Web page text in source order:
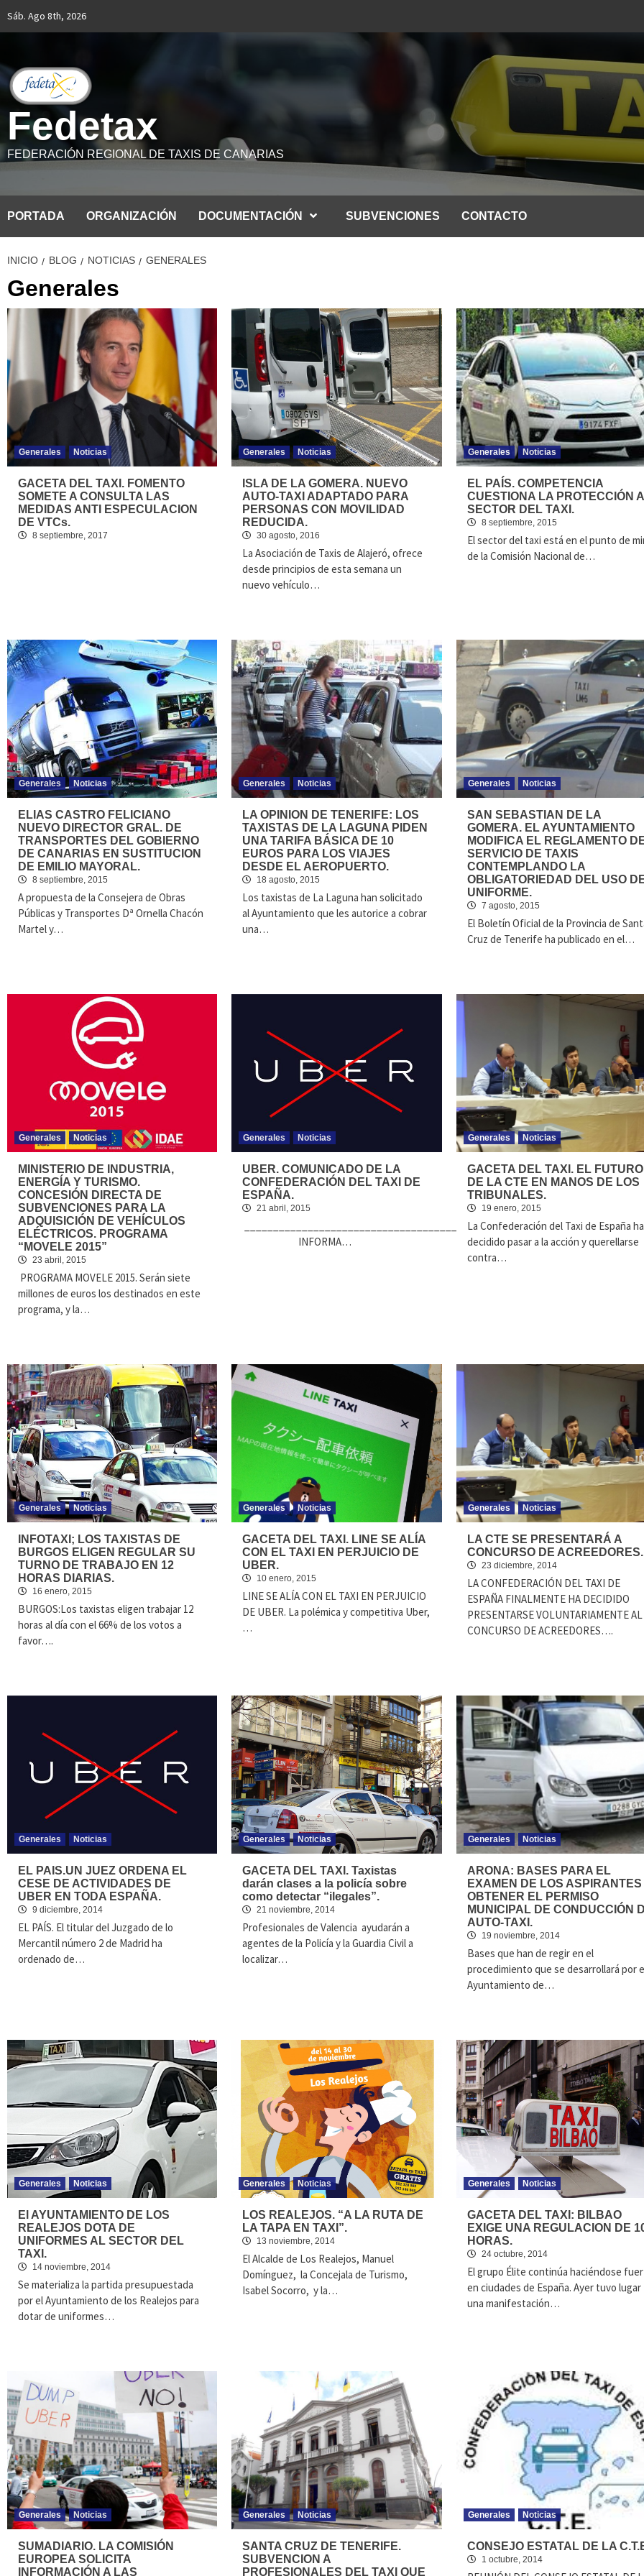
Saltar
Sáb. Ago 8th, 2026
Fedetax
FEDERACIÓN REGIONAL DE TAXIS DE CANARIAS
PORTADA ORGANIZACIÓN DOCUMENTACIÓN SUBVENCIONES CONTACTO
INICIO BLOG NOTICIAS GENERALES
Generales
Generales Noticias
GACETA DEL TAXI. FOMENTO
SOMETE A CONSULTA LAS
MEDIDAS ANTI ESPECULACION
DE VTCs.
8 septiembre, 2017
Generales Noticias
ISLA DE LA GOMERA. NUEVO
AUTO-TAXI ADAPTADO PARA
PERSONAS CON MOVILIDAD
REDUCIDA.
30 agosto, 2016
La Asociación de Taxis de Alajeró, ofrece
desde principios de esta semana un
nuevo vehículo…
Generales Noticias
EL PAÍS. COMPETENCIA
CUESTIONA LA PROTECCIÓN
SECTOR DEL TAXI.
8 septiembre, 2015
El sector del taxi está en el punto de
de la Comisión Nacional de…
Generales Noticias
ELIAS CASTRO FELICIANO
NUEVO DIRECTOR GRAL. DE
TRANSPORTES DEL GOBIERNO
DE CANARIAS EN SUSTITUCION
DE EMILIO MAYORAL.
8 septiembre, 2015
A propuesta de la Consejera de Obras
Públicas y Transportes Dª Ornella Chacón
Martel y…
Generales Noticias
LA OPINION DE TENERIFE: LOS
TAXISTAS DE LA LAGUNA PIDEN
UNA TARIFA BÁSICA DE 10
EUROS PARA LOS VIAJES
DESDE EL AEROPUERTO.
18 agosto, 2015
Los taxistas de La Laguna han solicitado
al Ayuntamiento que les autorice a cobrar
una…
Generales Noticias
SAN SEBASTIAN DE LA
GOMERA. EL AYUNTAMIENTO
MODIFICA EL REGLAMENTO
SERVICIO DE TAXIS
CONTEMPLANDO LA
OBLIGATORIEDAD DEL USO
UNIFORME.
7 agosto, 2015
El Boletín Oficial de la Provincia de
Cruz de Tenerife ha publicado en el…
Generales Noticias
MINISTERIO DE INDUSTRIA,
ENERGÍA Y TURISMO.
CONCESIÓN DIRECTA DE
SUBVENCIONES PARA LA
ADQUISICIÓN DE VEHÍCULOS
ELÉCTRICOS. PROGRAMA
“MOVELE 2015”
23 abril, 2015
PROGRAMA MOVELE 2015. Serán siete
millones de euros los destinados en este
programa, y la…
Generales Noticias
UBER. COMUNICADO DE LA
CONFEDERACIÓN DEL TAXI DE
ESPAÑA.
21 abril, 2015
___________________________________________________________________
INFORMA…
Generales Noticias
GACETA DEL TAXI. EL FUTURO
DE LA CTE EN MANOS DE LOS
TRIBUNALES.
19 enero, 2015
La Confederación del Taxi de España ha
decidido pasar a la acción y querellarse
contra…
Generales Noticias
INFOTAXI; LOS TAXISTAS DE
BURGOS ELIGEN REGULAR SU
TURNO DE TRABAJO EN 12
HORAS DIARIAS.
16 enero, 2015
BURGOS:Los taxistas eligen trabajar 12
horas al día con el 66% de los votos a
favor….
Generales Noticias
GACETA DEL TAXI. LINE SE ALÍA
CON EL TAXI EN PERJUICIO DE
UBER.
10 enero, 2015
LINE SE ALÍA CON EL TAXI EN PERJUICIO
DE UBER. La polémica y competitiva Uber,
…
Generales Noticias
LA CTE SE PRESENTARÁ A
CONCURSO DE ACREEDORES.
23 diciembre, 2014
LA CONFEDERACIÓN DEL TAXI DE
ESPAÑA FINALMENTE HA DECIDIDO
PRESENTARSE VOLUNTARIAMENTE AL
CONCURSO DE ACREEDORES….
Generales Noticias
EL PAIS.UN JUEZ ORDENA EL
CESE DE ACTIVIDADES DE
UBER EN TODA ESPAÑA.
9 diciembre, 2014
EL PAÍS. El titular del Juzgado de lo
Mercantil número 2 de Madrid ha
ordenado de…
Generales Noticias
GACETA DEL TAXI. Taxistas
darán clases a la policía sobre
como detectar “ilegales”.
21 noviembre, 2014
Profesionales de Valencia ayudarán a
agentes de la Policía y la Guardia Civil a
localizar…
Generales Noticias
ARONA: BASES PARA EL
EXAMEN DE LOS ASPIRANTES
OBTENER EL PERMISO
MUNICIPAL DE CONDUCCIÓN
AUTO-TAXI.
19 noviembre, 2014
Bases que han de regir en el
procedimiento que se desarrollará por
Ayuntamiento de…
Generales Noticias
El AYUNTAMIENTO DE LOS
REALEJOS DOTA DE
UNIFORMES AL SECTOR DEL
TAXI.
14 noviembre, 2014
Se materializa la partida presupuestada
por el Ayuntamiento de los Realejos para
dotar de uniformes…
Generales Noticias
LOS REALEJOS. “A LA RUTA DE
LA TAPA EN TAXI”.
13 noviembre, 2014
El Alcalde de Los Realejos, Manuel
Domínguez, la Concejala de Turismo,
Isabel Socorro, y la…
Generales Noticias
GACETA DEL TAXI: BILBAO
EXIGE UNA REGULACION DE
HORAS.
24 octubre, 2014
El grupo Élite continúa haciéndose
en ciudades de España. Ayer tuvo lugar
una manifestación…
Generales Noticias
SUMADIARIO. LA COMISIÓN
EUROPEA SOLICITA
INFORMACIÓN A LAS
Generales Noticias
SANTA CRUZ DE TENERIFE.
SUBVENCION A
PROFESIONALES DEL TAXI QUE
Generales Noticias
CONSEJO ESTATAL DE LA
1 octubre, 2014